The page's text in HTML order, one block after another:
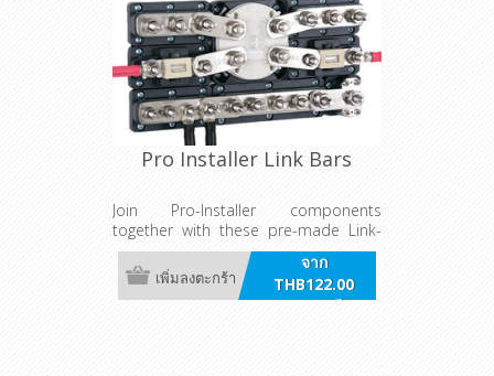
Pro Installer Link Bars
Join Pro-Installer components
together with these pre-made Link-
Bars instead of crimped battery
cables.
จาก
THB122.00
รวมภาษี
เพิ่มลงตะกร้า